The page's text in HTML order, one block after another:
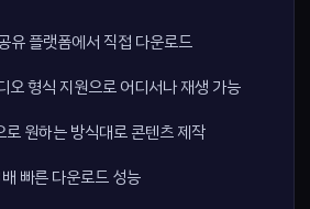
유 플랫폼에서 직접 다운로드
오 형식 지원으로 어디서나 재생 가능
원하는 방식대로 콘텐츠 제작
빠른 다운로드 성능